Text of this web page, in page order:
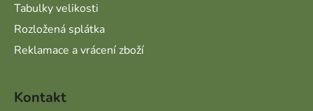
Tabulky velikosti
Rozložená splátka
Reklamace a vrácení zboží
Kontakt